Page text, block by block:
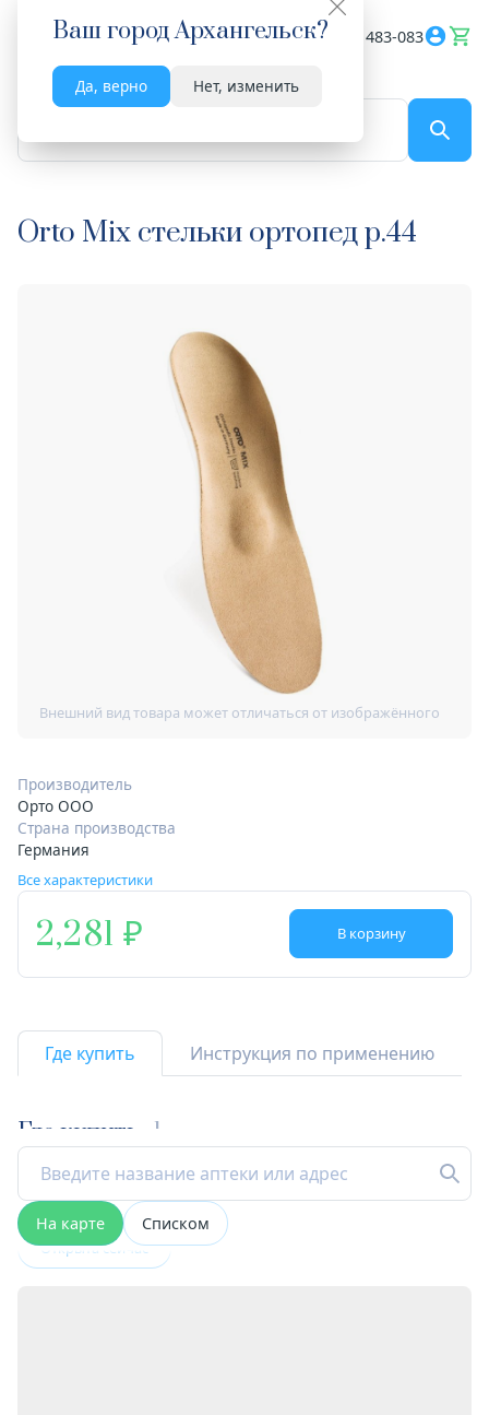
Ваш городАрхангельск?
Да, верно Нет, изменить
Весь сайт 8182 483-083
Orto Mix стельки ортопед р.44
Производитель
Орто ООО
Страна производства
Германия
Все характеристики
2,281 В корзину
Где купить Инструкция по применению
Где купить 1
На карте Списком
Открыта сейчас